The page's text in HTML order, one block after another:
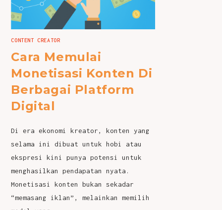
CONTENT CREATOR
Cara Memulai
Monetisasi Konten Di
Berbagai Platform
Digital
Di era ekonomi kreator, konten yang
selama ini dibuat untuk hobi atau
ekspresi kini punya potensi untuk
menghasilkan pendapatan nyata.
Monetisasi konten bukan sekadar
“memasang iklan”, melainkan memilih